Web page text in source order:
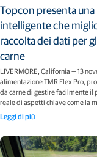
Topcon presenta
intelligente che
raccolta dei dati per
carne
LIVERMORE, California — 13
alimentazione TMR Flex Pro,
da carne di gestire facilmente il
reale di aspetti chiave come la
Leggi di più